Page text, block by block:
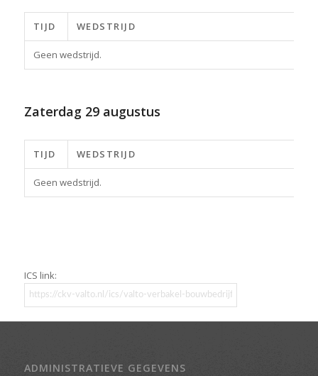
TIJD WEDSTRIJD
Geen wedstrijd.
Zaterdag29 augustus
TIJD WEDSTRIJD
Geen wedstrijd.
ICS link:
ADMINISTRATIEVE GEGEVENS